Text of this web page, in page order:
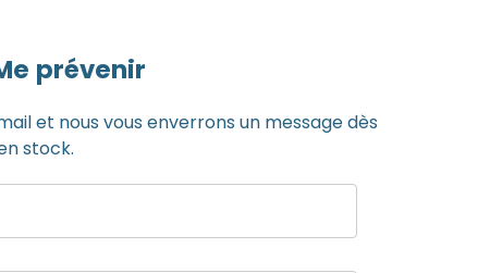
prévenir
et nous vous enverrons un message dès
stock.